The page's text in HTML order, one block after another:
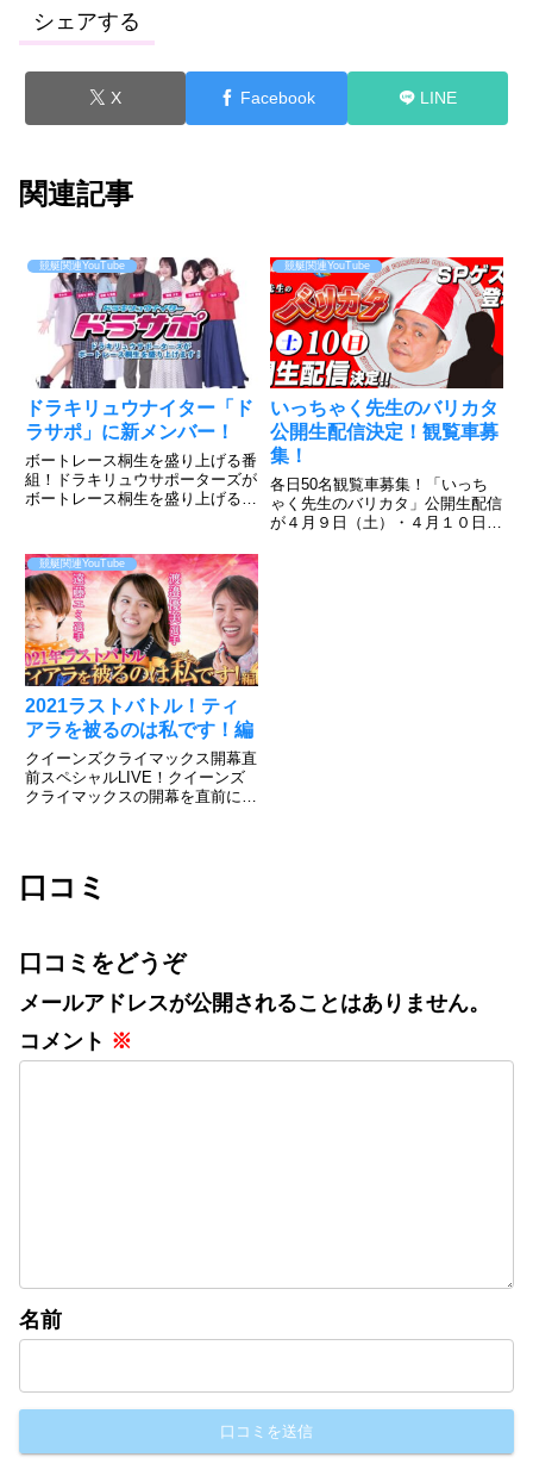
シェアする
X Facebook LINE
関連記事
競艇関連YouTube
ドラキリュウナイター「ド
ラサポ」に新メンバー！
ボートレース桐生を盛り上げる番
組！ドラキリュウサポーターズが
ボートレース桐生を盛り上げる番
方は、開催時に一緒に見ると桐生
に詳しいメンバーの予想などを確
認しながら勝負できますよ。令
和...
競艇関連YouTube
いっちゃく先生のバリカタ
公開生配信決定！観覧車募
集！
各日50名観覧車募集！「いっち
ゃく先生のバリカタ」公開生配信
が４月９日（土）・４月１０日
競艇関連YouTube
2021ラストバトル！ティ
アラを被るのは私です！編
クイーンズクライマックス開幕直
前スペシャルLIVE！クイーンズ
クライマックスの開幕を直前に控
ティアラを被るのは私です！編
～」を生配信！2021年女子レ...
口コミ
口コミをどうぞ
メールアドレスが公開されることはありません。
コメント ※
名前